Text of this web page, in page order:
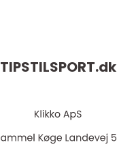
TIPSTILSPORT.dk